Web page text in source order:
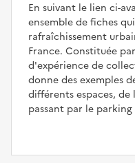
En suivant le lien ci-
ensemble de fiches
rafraîchissement
France. Constituée
d'expérience de
donne des exemples
différents espaces,
passant par le parking